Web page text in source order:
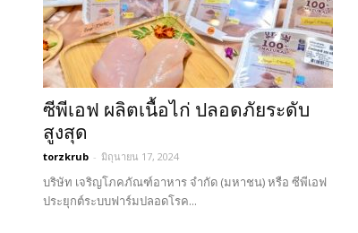
ซีพีเอฟ ผลิตเนื้อไก่ ปลอดภัยระดับ
สูงสุด
torzkrub - มิถุนายน 17, 2024
บริษัท เจริญโภคภัณฑ์อาหาร จำกัด (มหาชน) หรือ ซีพีเอฟ
ประยุกต์ระบบฟาร์มปลอดโรค...